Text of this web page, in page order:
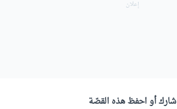
شارك أو احفظ هذه القصّة